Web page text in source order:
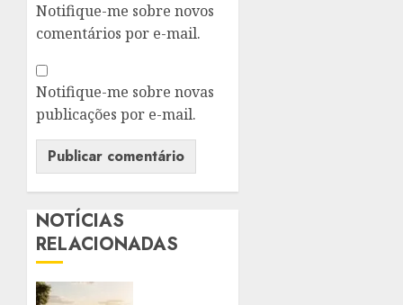
Notifique-me sobre novos
comentários por e-mail.
Notifique-me sobre novas
publicações por e-mail.
NOTÍCIAS
RELACIONADAS